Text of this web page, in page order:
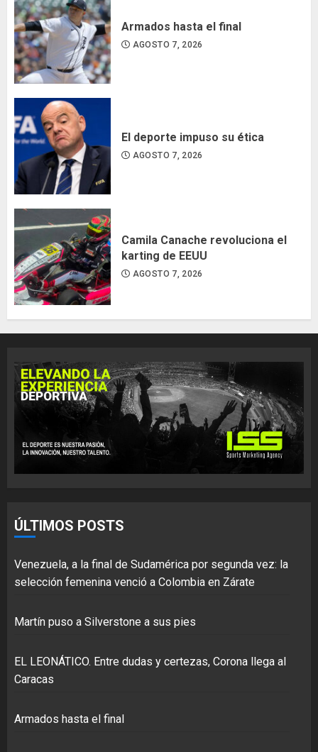
Armados hasta el final
AGOSTO 7, 2026
El deporte impuso su ética
AGOSTO 7, 2026
Camila Canache revoluciona el
karting de EEUU
AGOSTO 7, 2026
ÚLTIMOS POSTS
Venezuela, a la final de Sudamérica por segunda vez: la
selección femenina venció a Colombia en Zárate
Martín puso a Silverstone a sus pies
EL LEONÁTICO. Entre dudas y certezas, Corona llega al
Caracas
Armados hasta el final